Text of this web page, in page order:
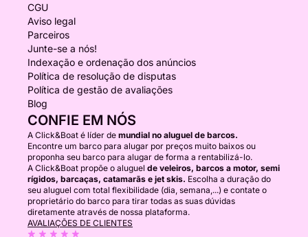
CGU
Aviso legal
Parceiros
Junte-se a nós!
Indexação e ordenação dos anúncios
Política de resolução de disputas
Política de gestão de avaliações
Blog
CONFIE EM NÓS
A Click&Boat é líder de mundial no aluguel de barcos.
Encontre um barco para alugar por preços muito baixos ou
proponha seu barco para alugar de forma a rentabilizá-lo.
A Click&Boat propõe o aluguel de veleiros, barcos a motor, semi
rígidos, barcaças, catamarãs e jet skis. Escolha a duração do
seu aluguel com total flexibilidade (dia, semana,...) e contate o
proprietário do barco para tirar todas as suas dúvidas
diretamente através de nossa plataforma.
AVALIAÇÕES DE CLIENTES